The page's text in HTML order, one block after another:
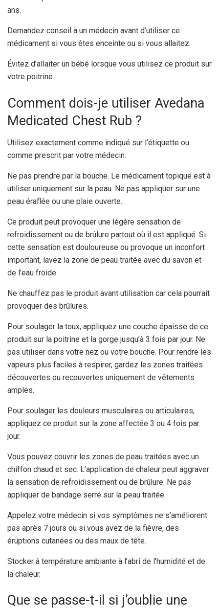
ans.
Demandez conseil à un médecin avant d’utiliser ce
médicament si vous êtes enceinte ou si vous allaitez.
Évitez d’allaiter un bébé lorsque vous utilisez ce produit sur
votre poitrine.
Comment dois-je utiliser Avedana
Medicated Chest Rub ?
Utilisez exactement comme indiqué sur l’étiquette ou
comme prescrit par votre médecin.
Ne pas prendre par la bouche. Le médicament topique est à
utiliser uniquement sur la peau. Ne pas appliquer sur une
peau éraflée ou une plaie ouverte.
Ce produit peut provoquer une légère sensation de
refroidissement ou de brûlure partout où il est appliqué. Si
cette sensation est douloureuse ou provoque un inconfort
important, lavez la zone de peau traitée avec du savon et
de l’eau froide.
Ne chauffez pas le produit avant utilisation car cela pourrait
provoquer des brûlures.
Pour soulager la toux, appliquez une couche épaisse de ce
produit sur la poitrine et la gorge jusqu’à 3 fois par jour. Ne
pas utiliser dans votre nez ou votre bouche. Pour rendre les
vapeurs plus faciles à respirer, gardez les zones traitées
découvertes ou recouvertes uniquement de vêtements
amples.
Pour soulager les douleurs musculaires ou articulaires,
appliquez ce produit sur la zone affectée 3 ou 4 fois par
jour.
Vous pouvez couvrir les zones de peau traitées avec un
chiffon chaud et sec. L’application de chaleur peut aggraver
la sensation de refroidissement ou de brûlure. Ne pas
appliquer de bandage serré sur la peau traitée.
Appelez votre médecin si vos symptômes ne s’améliorent
pas après 7 jours ou si vous avez de la fièvre, des
éruptions cutanées ou des maux de tête.
Stocker à température ambiante à l’abri de l’humidité et de
la chaleur.
Que se passe-t-il si j’oublie une